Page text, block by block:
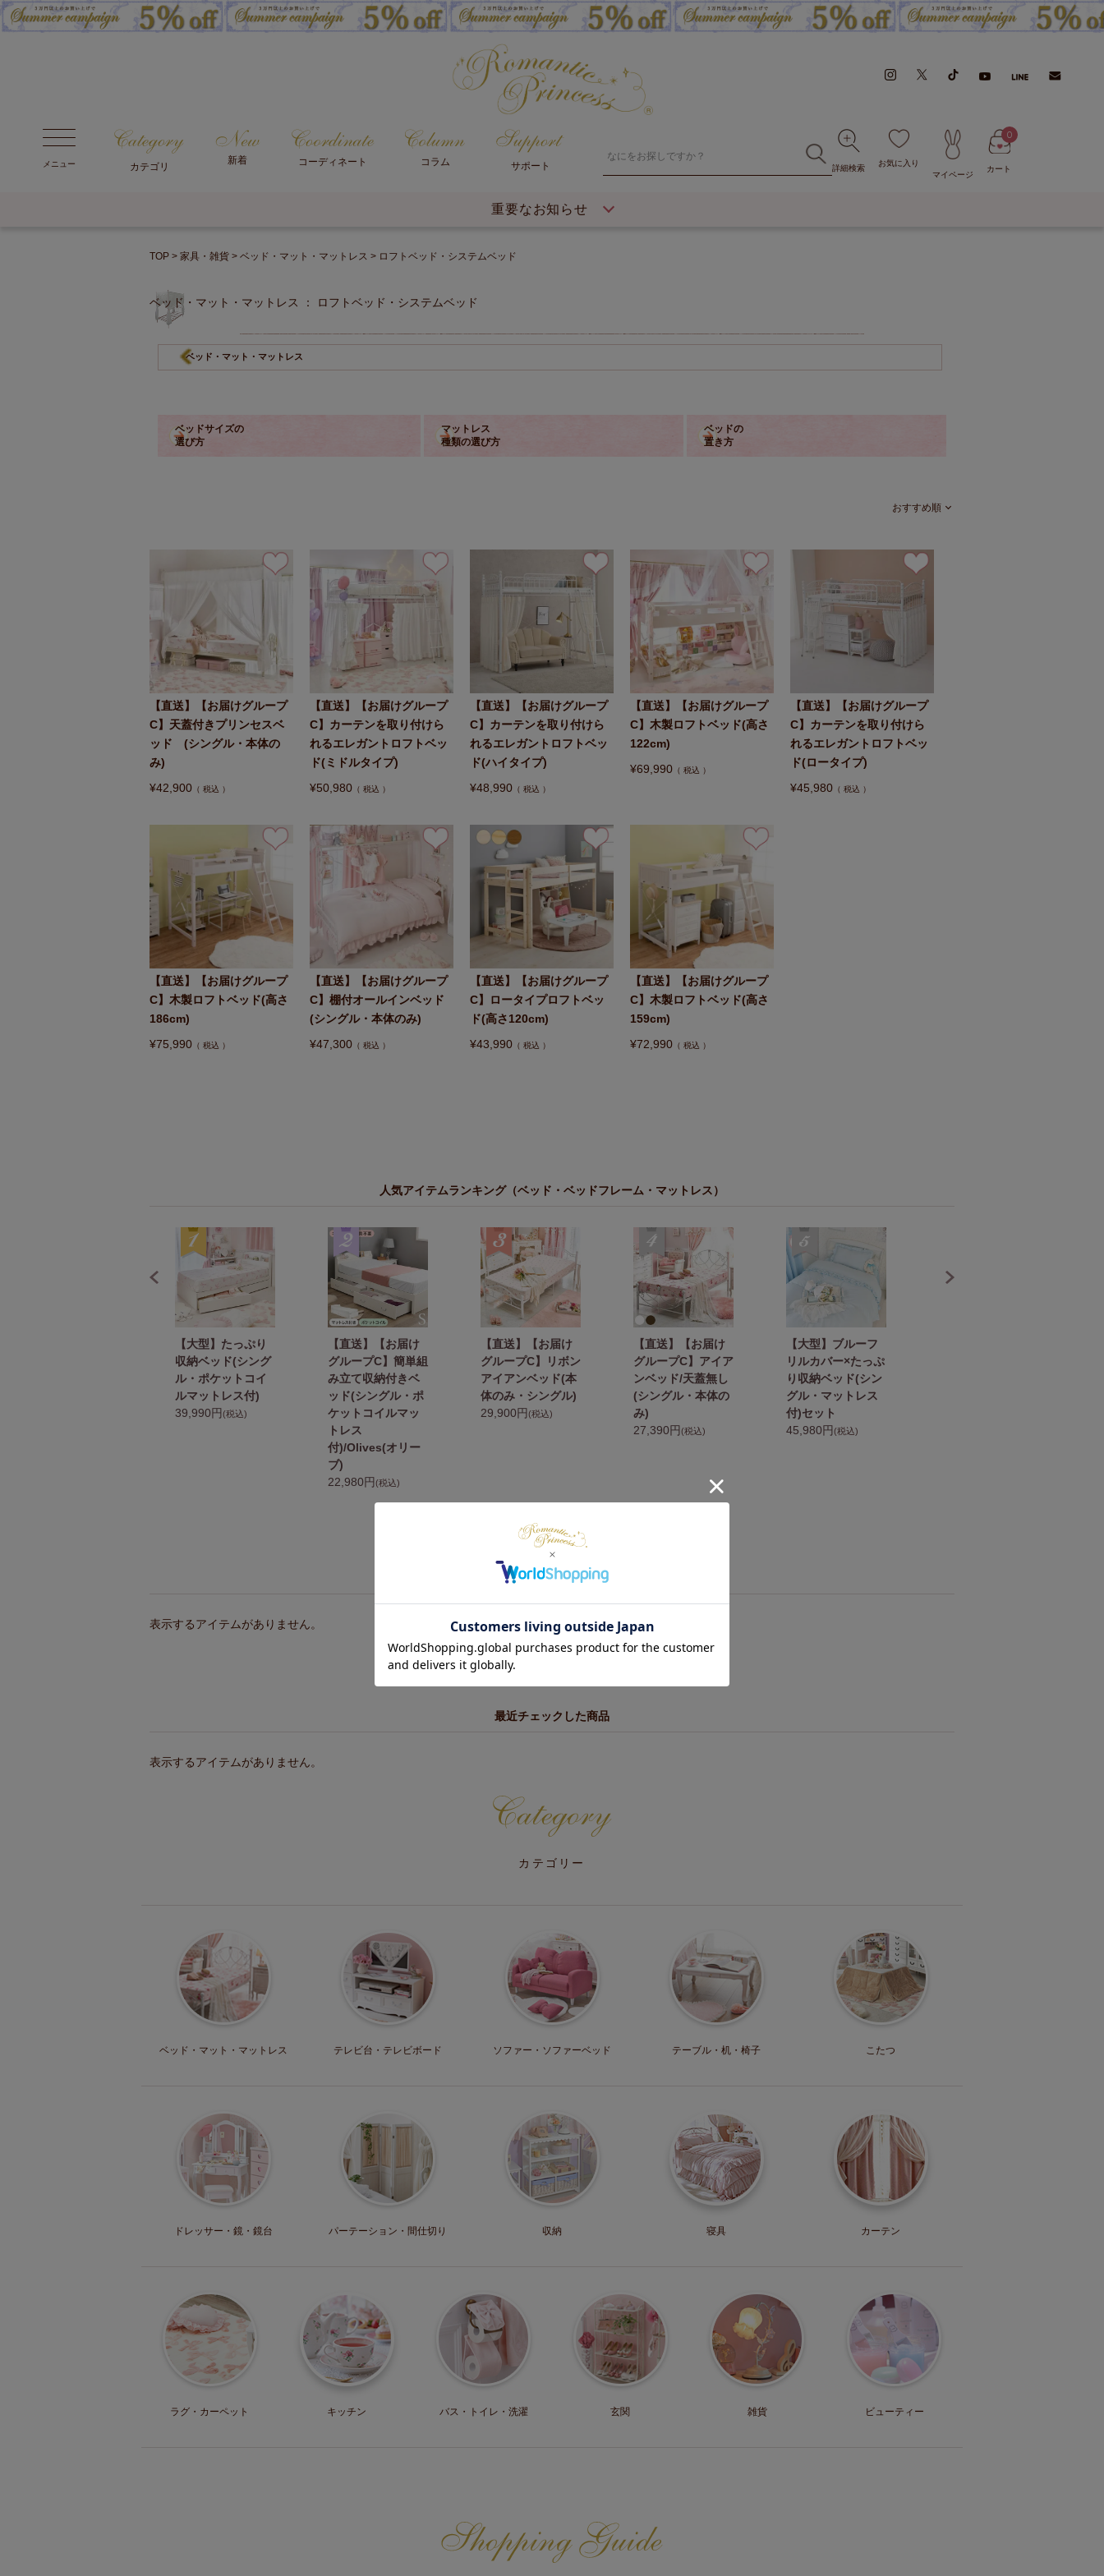
メニュー カテゴリ
新着 コーディネート コラム サポート 詳細検索
お気に入り
マイページ
カート
0
重要なお知らせ
TOP 家具・雑貨 ベッド・マット・マットレス ロフトベッド・システムベッド
ベッド・マット・マットレス ： ロフトベッド・システムベッド
ベッド・マット・マットレス
ベッドサイズの
選び方
マットレス
種類の選び方
ベッドの
置き方
おすすめ順
【直送】【お届けグループ
C】天蓋付きプリンセスベ
ッド (シングル・本体の
み)
¥42,900 税込
【直送】【お届けグループ
C】カーテンを取り付けら
れるエレガントロフトベッ
ド(ミドルタイプ)
¥50,980 税込
【直送】【お届けグループ
C】カーテンを取り付けら
れるエレガントロフトベッ
ド(ハイタイプ)
¥48,990 税込
【直送】【お届けグループ
C】木製ロフトベッド(高さ
122cm)
¥69,990 税込
【直送】【お届けグループ
C】カーテンを取り付けら
れるエレガントロフトベッ
ド(ロータイプ)
¥45,980 税込
【直送】【お届けグループ
C】木製ロフトベッド(高さ
186cm)
¥75,990 税込
【直送】【お届けグループ
C】棚付オールインベッド
(シングル・本体のみ)
¥47,300 税込
【直送】【お届けグループ
C】ロータイプロフトベッ
ド(高さ120cm)
¥43,990 税込
【直送】【お届けグループ
C】木製ロフトベッド(高さ
159cm)
¥72,990 税込
人気アイテムランキング（ベッド・ベッドフレーム・マットレス）
【大型】たっぷり
収納ベッド(シング
ル・ポケットコイ
ルマットレス付)
39,990円 (税込)
【直送】【お届け
グループC】簡単組
み立て収納付きベ
ッド(シングル・ポ
ケットコイルマッ
トレス
付)/Olives(オリー
ブ)
22,980円 (税込)
【直送】【お届け
グループC】リボン
アイアンベッド(本
体のみ・シングル)
29,900円 (税込)
【直送】【お届け
グループC】アイア
ンベッド/天蓋無し
(シングル・本体の
み)
27,390円 (税込)
【大型】ブルーフ
リルカバー×たっぷ
り収納ベッド(シン
グル・マットレス
付)セット
45,980円 (税込)
あなたにおすすめの商品
表示するアイテムがありません。
最近チェックした商品
表示するアイテムがありません。
カテゴリー
ベッド・マット ・マットレス テレビ台・ テレビボード ソファー・ ソファーベッド テーブル・机・ 椅子 こたつ
ドレッサー・ 鏡・鏡台 パーテーション・ 間仕切り 収納 寝具 カーテン
ラグ・ カーペット キッチン バス・トイレ・ 洗濯 玄関 雑貨 ビューティー